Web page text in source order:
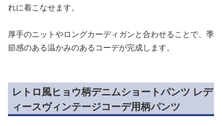
れに着こなせます。
厚手のニットやロングカーディガンと合わせることで、季
節感のある温かみのあるコーデが完成します。
レトロ風ヒョウ柄デニムショートパンツ レデ
ィースヴィンテージコーデ用柄パンツ